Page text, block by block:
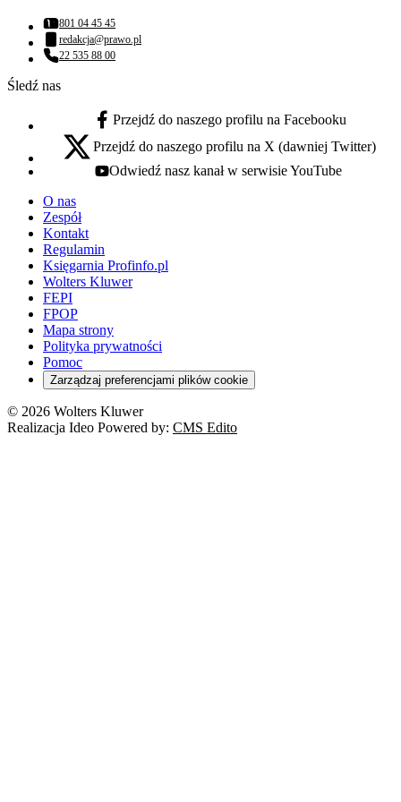
Numer telefonu:
801 04 45 45
Adres email:
redakcja@prawo.pl
Numer telefonu:
22 535 88 00
Śledź nas
facebook - otwiera się w nowej karcie
Przejdź do naszego profilu na Facebooku
x - otwiera się w nowej karcie
Przejdź do naszego profilu na X (dawniej Twitter)
youtube - otwiera się w nowej karcie
Odwiedź nasz kanał w serwisie YouTube
O nas
Zespół
Kontakt
Regulamin
Księgarnia Profinfo.pl
Wolters Kluwer
FEPI
FPOP
Mapa strony
Polityka prywatności
Pomoc
Zarządzaj preferencjami plików cookie
© 2026 Wolters Kluwer
Realizacja Ideo Powered by: CMS Edito